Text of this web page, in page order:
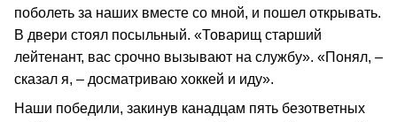
поболеть за наших вместе со мной, и пошел открывать.
В двери стоял посыльный. «Товарищ старший
лейтенант, вас срочно вызывают на службу». «Понял, –
сказал я, – досматриваю хоккей и иду».
Наши победили, закинув канадцам пять безответных